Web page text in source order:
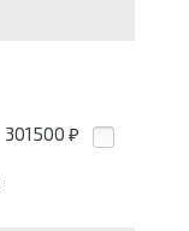
301500 ₽